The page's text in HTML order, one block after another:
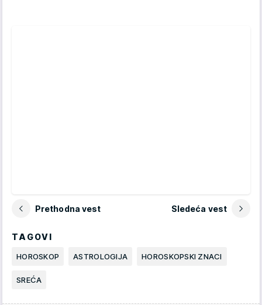
Prethodna vest Sledeća vest
TAGOVI
HOROSKOP ASTROLOGIJA HOROSKOPSKI ZNACI
SREĆA